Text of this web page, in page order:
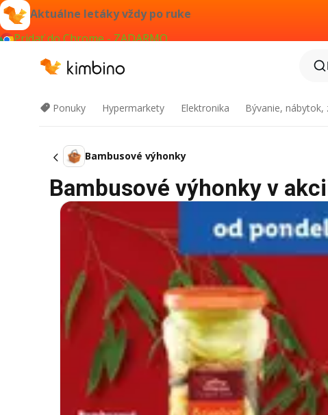
Aktuálne letáky vždy po ruke
Pridať do Chrome - ZADARMO
Ponuky Hypermarkety Elektronika Bývanie, nábytok,
Bambusové výhonky
Bambusové výhonky v